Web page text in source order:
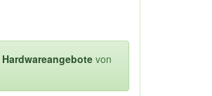
Hardwareangebote von